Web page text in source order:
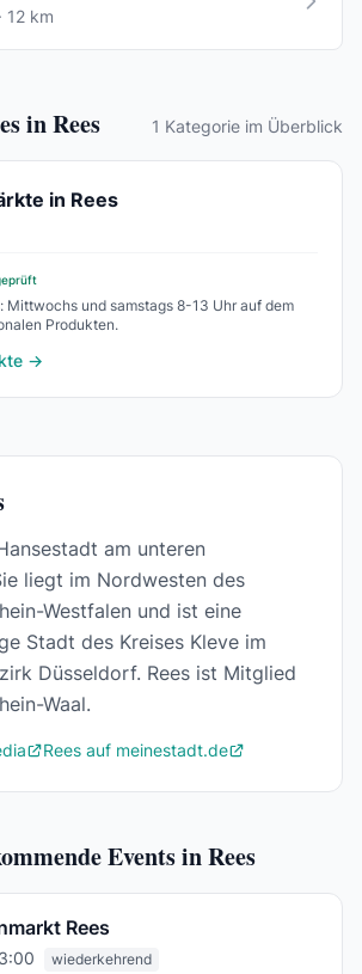
12 km
in Rees 1 Kategorie im Überblick
in Rees
Mittwochs und samstags 8-13 Uhr auf dem
Produkten.
→
am unteren
liegt im Nordwesten des
Westfalen und ist eine
Stadt des Kreises Kleve im
Düsseldorf. Rees ist Mitglied
Waal.
Rees auf meinestadt.de
Events in Rees
Rees
wiederkehrend